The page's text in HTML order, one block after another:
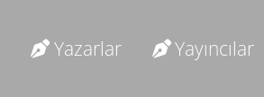
Yazarlar Yayıncılar